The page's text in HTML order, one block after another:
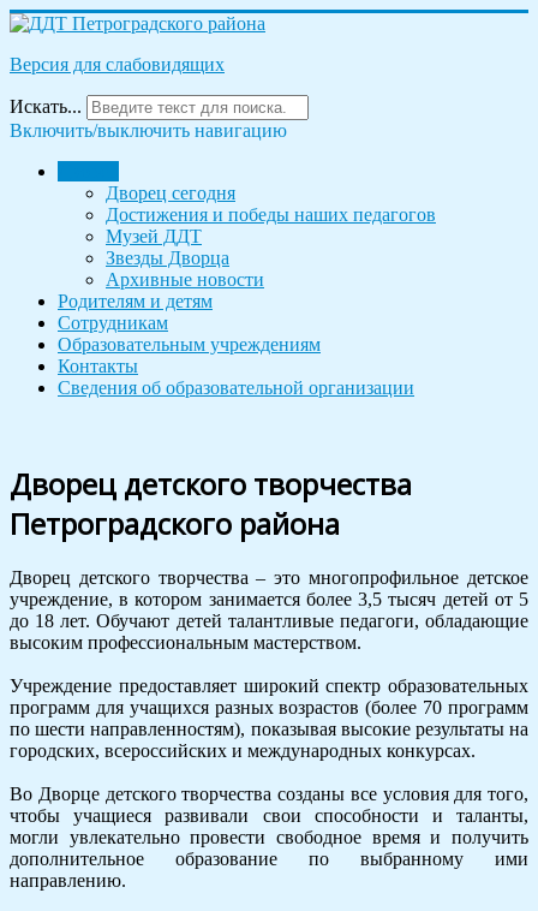
Версия для слабовидящих
Искать...
Включить/выключить навигацию
Дворец сегодня
Достижения и победы наших педагогов
Музей ДДТ
Звезды Дворца
Архивные новости
Родителям и детям
Сотрудникам
Образовательным учреждениям
Контакты
Сведения об образовательной организации
Дворец детского творчества
Петроградского района
Дворец детского творчества – это многопрофильное детское
учреждение, в котором занимается более 3,5 тысяч детей от 5
до 18 лет. Обучают детей талантливые педагоги, обладающие
высоким профессиональным мастерством.
Учреждение предоставляет широкий спектр образовательных
программ для учащихся разных возрастов (более 70 программ
по шести направленностям), показывая высокие результаты на
городских, всероссийских и международных конкурсах.
Во Дворце детского творчества созданы все условия для того,
чтобы учащиеся развивали свои способности и таланты,
могли увлекательно провести свободное время и получить
дополнительное образование по выбранному ими
направлению.